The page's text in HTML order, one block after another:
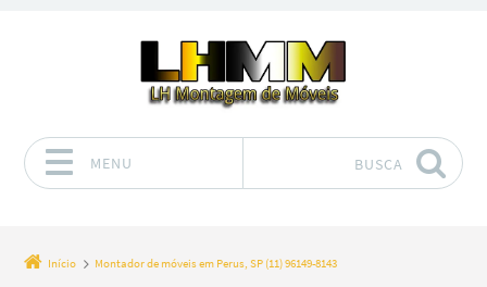
MENU BUSCA
Início Montador de móveis em Perus, SP (11) 96149-8143